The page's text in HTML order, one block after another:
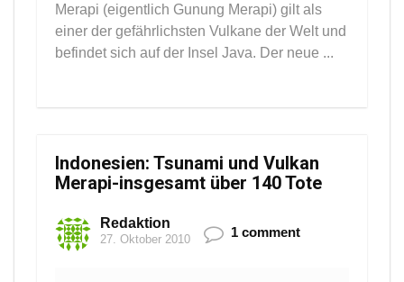
Merapi (eigentlich Gunung Merapi) gilt als
einer der gefährlichsten Vulkane der Welt und
befindet sich auf der Insel Java. Der neue ...
Indonesien: Tsunami und Vulkan
Merapi-insgesamt über 140 Tote
Redaktion
27. Oktober 2010 1 comment